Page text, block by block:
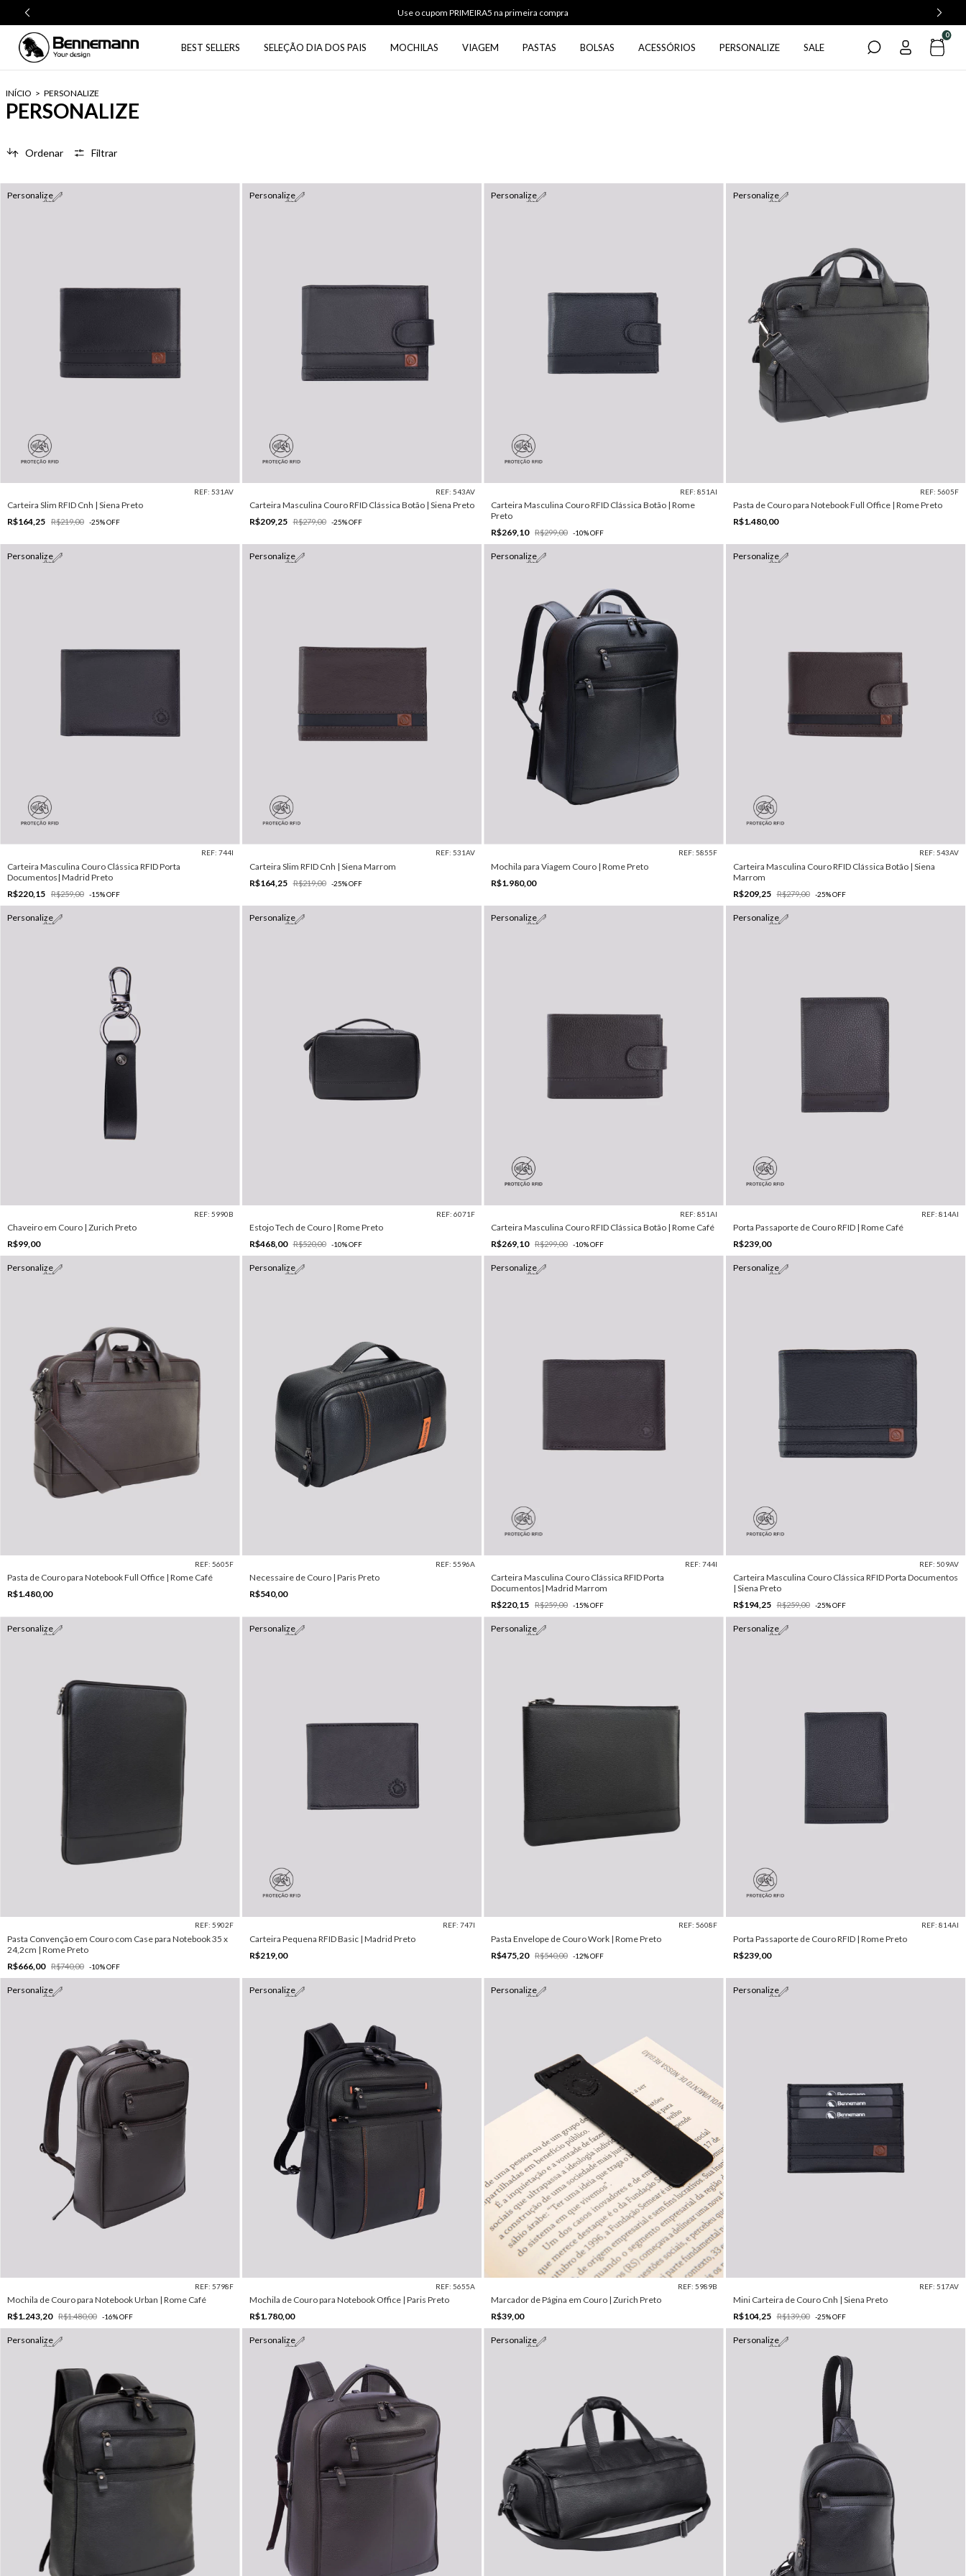
Use o cupom PRIMEIRA5 na primeira compra
BEST SELLERS SELEÇÃO DIA DOS PAIS MOCHILAS VIAGEM PASTAS BOLSAS ACESSÓRIOS PERSONALIZE SALE
0
INÍCIO > PERSONALIZE
PERSONALIZE
Ordenar Filtrar
Personalize
REF: 531AV
Carteira Slim RFID Cnh | Siena Preto
R$164,25
R$219,00 -25%OFF
Personalize
REF: 543AV
Carteira Masculina Couro RFID Clássica Botão | Siena Preto
R$209,25
R$279,00 -25%OFF
Personalize
REF: 851AI
Carteira Masculina Couro RFID Clássica Botão | Rome
Preto
R$269,10
R$299,00 -10%OFF
Personalize
REF: 5605F
Pasta de Couro para Notebook Full Office | Rome Preto
R$1.480,00
Personalize
REF: 744I
Carteira Masculina Couro Clássica RFID Porta
Documentos| Madrid Preto
R$220,15
R$259,00 -15%OFF
Personalize
REF: 531AV
Carteira Slim RFID Cnh | Siena Marrom
R$164,25
R$219,00 -25%OFF
Personalize
REF: 5855F
Mochila para Viagem Couro | Rome Preto
R$1.980,00
Personalize
REF: 543AV
Carteira Masculina Couro RFID Clássica Botão | Siena
Marrom
R$209,25
R$279,00 -25%OFF
Personalize
REF: 5990B
Chaveiro em Couro | Zurich Preto
R$99,00
Personalize
REF: 6071F
Estojo Tech de Couro | Rome Preto
R$468,00
R$520,00 -10%OFF
Personalize
REF: 851AI
Carteira Masculina Couro RFID Clássica Botão | Rome Café
R$269,10
R$299,00 -10%OFF
Personalize
REF: 814AI
Porta Passaporte de Couro RFID | Rome Café
R$239,00
Personalize
REF: 5605F
Pasta de Couro para Notebook Full Office | Rome Café
R$1.480,00
Personalize
REF: 5596A
Necessaire de Couro | Paris Preto
R$540,00
Personalize
REF: 744I
Carteira Masculina Couro Clássica RFID Porta
Documentos| Madrid Marrom
R$220,15
R$259,00 -15%OFF
Personalize
REF: 509AV
Carteira Masculina Couro Clássica RFID Porta Documentos
| Siena Preto
R$194,25
R$259,00 -25%OFF
Personalize
REF: 5902F
Pasta Convenção em Couro com Case para Notebook 35 x
24,2cm | Rome Preto
R$666,00
R$740,00 -10%OFF
Personalize
REF: 747I
Carteira Pequena RFID Basic | Madrid Preto
R$219,00
Personalize
REF: 5608F
Pasta Envelope de Couro Work | Rome Preto
R$475,20
R$540,00 -12%OFF
Personalize
REF: 814AI
Porta Passaporte de Couro RFID | Rome Preto
R$239,00
Personalize
REF: 5798F
Mochila de Couro para Notebook Urban | Rome Café
R$1.243,20
R$1.480,00 -16%OFF
Personalize
REF: 5655A
Mochila de Couro para Notebook Office | Paris Preto
R$1.780,00
Personalize
REF: 5989B
Marcador de Página em Couro | Zurich Preto
R$39,00
Personalize
REF: 517AV
Mini Carteira de Couro Cnh | Siena Preto
R$104,25
R$139,00 -25%OFF
Personalize Personalize Personalize Personalize